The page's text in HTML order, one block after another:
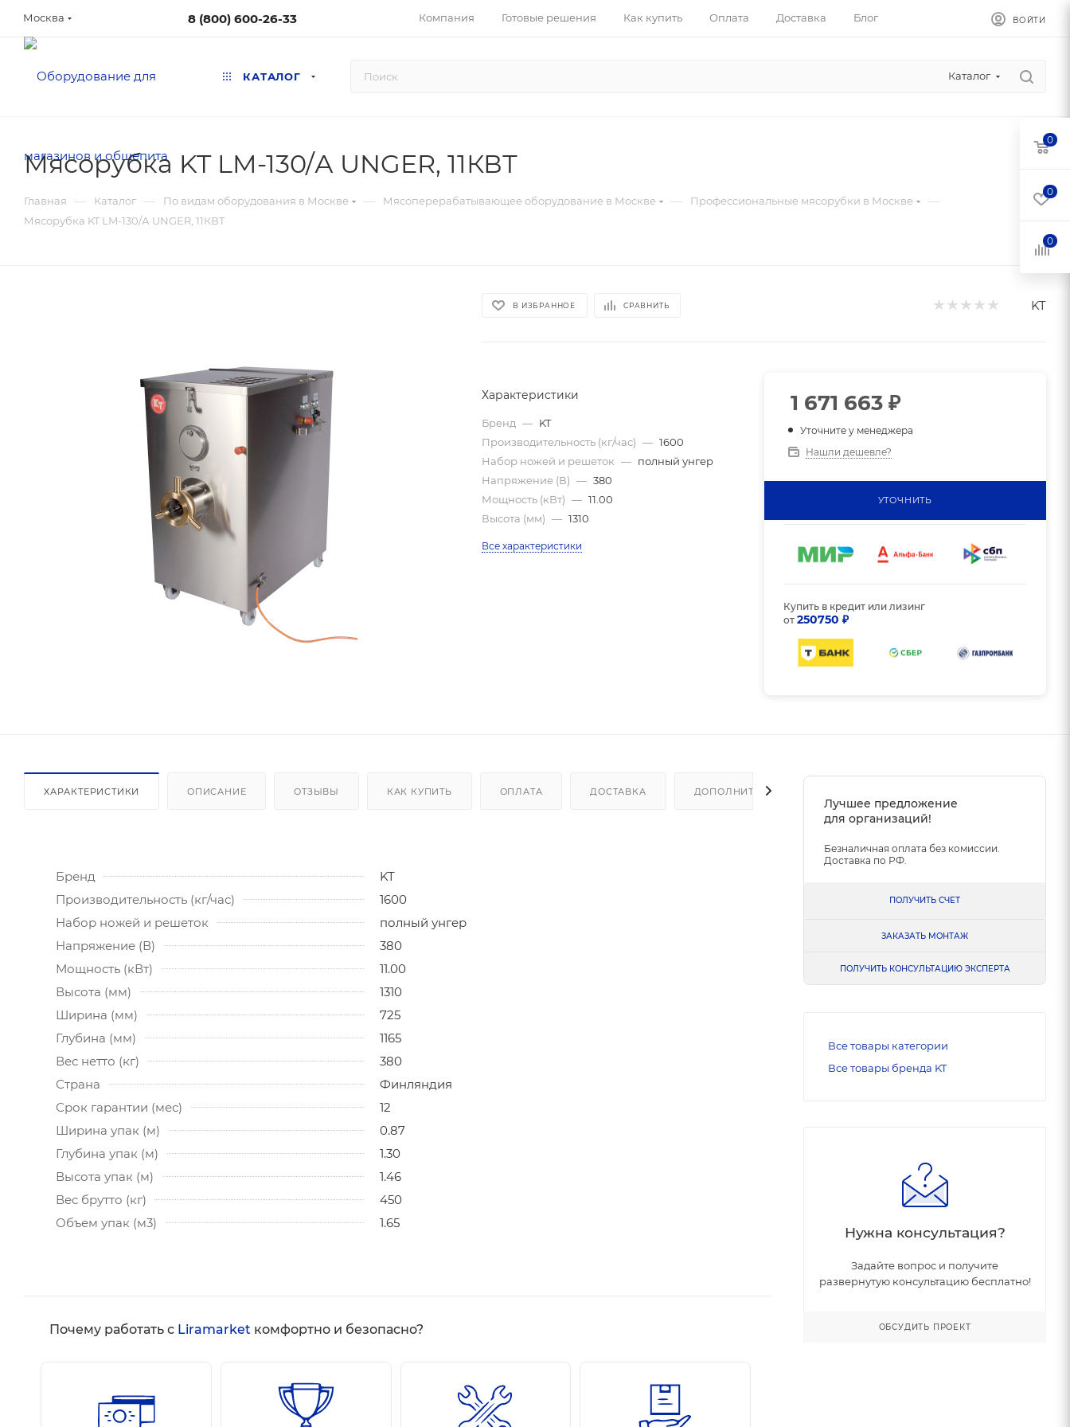
Москва 8 (800) 600-26-33 Компания Готовые решения Как купить Оплата Доставка Блог ВОЙТИ
КАТАЛОГ Каталог
Мясорубка KT LM-130/А UNGER, 11КВТ
Главная — Каталог — По видам оборудования в Москве — Мясоперерабатывающее оборудование в Москве — Профессиональные мясорубки в Москве —
Мясорубка KT LM-130/А UNGER, 11КВТ
В ИЗБРАННОЕ СРАВНИТЬ KT
Характеристики
Бренд — KT
Производительность (кг/час) — 1600
Набор ножей и решеток — полный унгер
Напряжение (В) — 380
Мощность (кВт) — 11.00
Высота (мм) — 1310
Все характеристики
1 671 663₽
Уточните у менеджера
Нашли дешевле?
УТОЧНИТЬ
Купить в кредит или лизинг
от250750 ₽
ХАРАКТЕРИСТИКИ ОПИСАНИЕ ОТЗЫВЫ КАК КУПИТЬ ОПЛАТА ДОСТАВКА ДОПОЛНИТЕЛЬНО
Бренд
KT
Производительность (кг/час)
1600
Набор ножей и решеток
полный унгер
Напряжение (В)
380
Мощность (кВт)
11.00
Высота (мм)
1310
Ширина (мм)
725
Глубина (мм)
1165
Вес нетто (кг)
380
Страна
Финляндия
Срок гарантии (мес)
12
Ширина упак (м)
0.87
Глубина упак (м)
1.30
Высота упак (м)
1.46
Вес брутто (кг)
450
Объем упак (м3)
1.65
Почему работать с Liramarket комфортно и безопасно?
Лучшее предложение
для организаций!
Безналичная оплата без комиссии.
Доставка по РФ.
ПОЛУЧИТЬ СЧЕТ
ЗАКАЗАТЬ МОНТАЖ
ПОЛУЧИТЬ КОНСУЛЬТАЦИЮ ЭКСПЕРТА
Все товары категории
Все товары бренда KT
Нужна консультация?
Задайте вопрос и получите
развернутую консультацию бесплатно!
ОБСУДИТЬ ПРОЕКТ
0
0
0